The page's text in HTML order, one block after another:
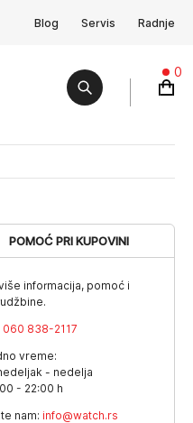
Blog Servis Radnje
0
POMOĆ PRI KUPOVINI
informacija, pomoć i
060 838-2117
vreme:
- nedelja
- 22:00 h
nam: info@watch.rs